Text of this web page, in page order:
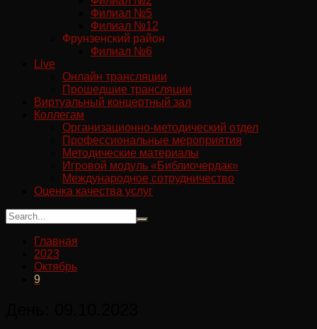
Филиал №5
Филиал №12
Фрунзенский район
Филиал №6
Live
Онлайн трансляции
Прошедшие трансляции
Виртуальный концертный зал
Коллегам
Организационно-методический отдел
Профессиональные мероприятия
Методические материалы
Игровой модуль «Библиочердак»
Международное сотрудничество
Оценка качества услуг
Главная
2023
Октябрь
9